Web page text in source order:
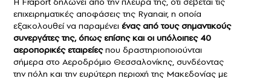
επιχειρηματικές αποφάσεις της Ryanair, η οποία
εξακολουθεί να παραμένει ένας από τους σημαντικούς
συνεργάτες της, όπως επίσης και οι υπόλοιπες 40
αεροπορικές εταιρείεςπου δραστηριοποιούνται
σήμερα στο Αεροδρόμιο Θεσσαλονίκης, συνδέοντας
την πόλη και την ευρύτερη περιοχή της Μακεδονίας με